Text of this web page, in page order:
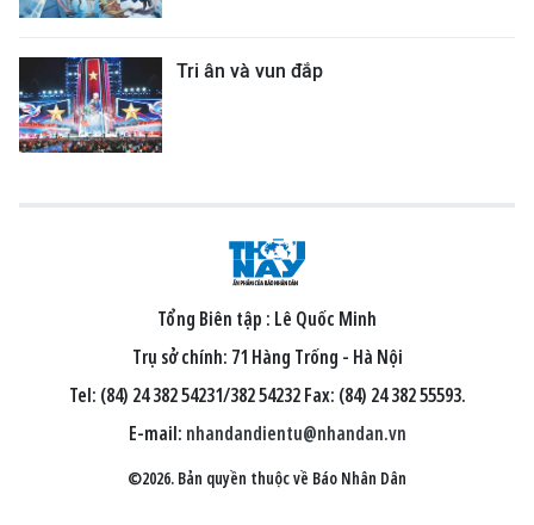
Tri ân và vun đắp
Tổng Biên tập : Lê Quốc Minh
Trụ sở chính: 71 Hàng Trống - Hà Nội
Tel: (84) 24 382 54231/382 54232 Fax: (84) 24 382 55593.
E-mail: nhandandientu@nhandan.vn
©2026. Bản quyền thuộc về Báo Nhân Dân